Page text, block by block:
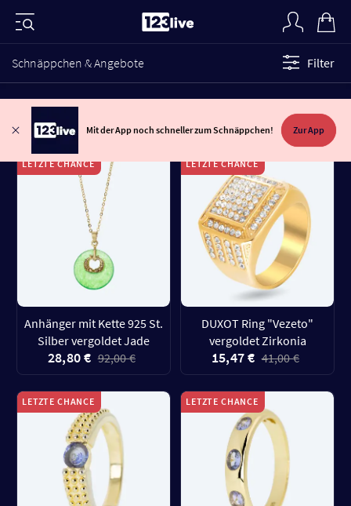
Schnäppchen & Angebote Filter
Mit der App noch schneller zum Schnäppchen! Zur App
LETZTE CHANCE
Anhänger mit Kette 925 St.
Silber vergoldet Jade
28,80 € 92,00 €
LETZTE CHANCE
DUXOT Ring "Vezeto"
vergoldet Zirkonia
15,47 € 41,00 €
LETZTE CHANCE LETZTE CHANCE